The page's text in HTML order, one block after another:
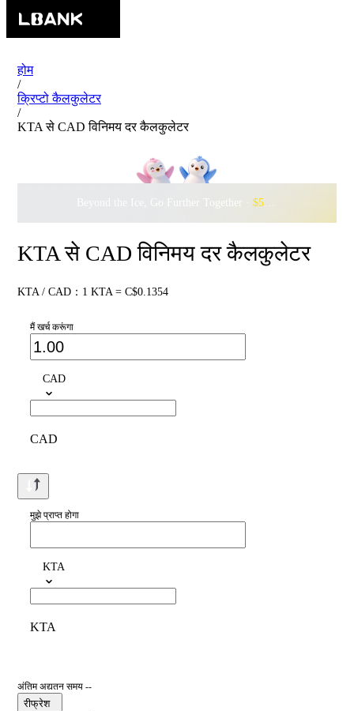
होम
/
क्रिप्टो कैलकुलेटर
/
KTA से CAD विनिमय दर कैलकुलेटर
Beyond the Ice, Go Further Together · $500,000
KTA से CAD विनिमय दर कैलकुलेटर
KTA / CAD：1 KTA = C$0.1354
मैं खर्च करूंगा
CAD
CAD
मुझे प्राप्त होगा
KTA
KTA
अंतिम अद्यतन समय --
रीफ्रेश